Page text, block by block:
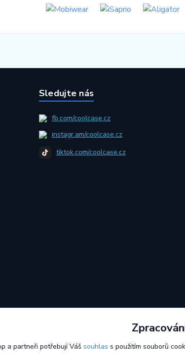
Sledujte nás
fb.com/coolcase.cz
instagr.am/coolcase.cz
tiktok.com/coolcase.cz
a partneři potřebují Váš souhlas s použitím souborů